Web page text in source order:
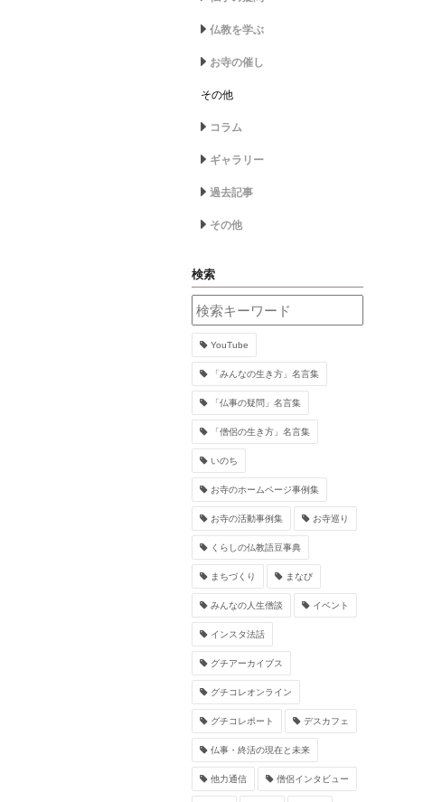
仏教を学ぶ
お寺の催し
その他
コラム
ギャラリー
過去記事
その他
検索
YouTube
「みんなの生き方」名言集
「仏事の疑問」名言集
「僧侶の生き方」名言集
いのち
お寺のホームページ事例集
お寺の活動事例集 お寺巡り
くらしの仏教語豆事典
まちづくり まなび
みんなの人生僧談 イベント
インスタ法話
グチアーカイブス
グチコレオンライン
グチコレポート デスカフェ
仏事・終活の現在と未来
他力通信 僧侶インタビュー